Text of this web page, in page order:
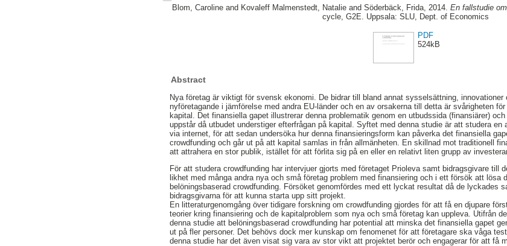
Blom, Caroline and Kovaleff Malmenstedt, Natalie and Söderbäck, Frida, 2014. En fallstudie
cycle, G2E. Uppsala: SLU, Dept. of Economics
PDF
524kB
Abstract
Nya företag är viktigt för svensk ekonomi. De bidrar till bland annat sysselsättning,
nyföretagande i jämförelse med andra EU-länder och en av orsakerna till detta är svårigheten
kapital. Det finansiella gapet illustrerar denna problematik genom en utbudssida (finansiärer)
uppstår då utbudet understiger efterfrågan på kapital. Syftet med denna studie är att studera
via internet, för att sedan undersöka hur denna finansieringsform kan påverka det finansiella
crowdfunding och går ut på att kapital samlas in från allmänheten. En skillnad mot traditionell
att attrahera en stor publik, istället för att förlita sig på en eller en relativt liten grupp av
För att studera crowdfunding har intervjuer gjorts med företaget Prioleva samt bidragsgivare till
likhet med många andra nya och små företag problem med finansiering och i ett försök att lösa
belöningsbaserad crowdfunding. Försöket genomfördes med ett lyckat resultat då de lyckades
bidragsgivarna för att kunna starta upp sitt projekt.
En litteraturgenomgång över tidigare forskning om crowdfunding gjordes för att få en djupare
teorier kring finansiering och de kapitalproblem som nya och små företag kan uppleva. Utifrån
denna studie att belöningsbaserad crowdfunding har potential att minska det finansiella gapet
ut på fler personer. Det behövs dock mer kunskap om fenomenet för att företagare ska våga
denna studie har det även visat sig vara av stor vikt att projektet berör och engagerar för att få